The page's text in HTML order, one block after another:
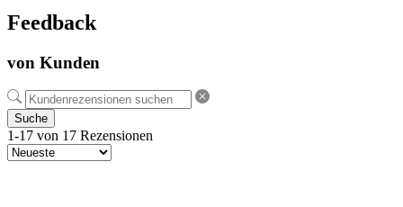
Feedback
von Kunden
Suche
1-17 von 17 Rezensionen